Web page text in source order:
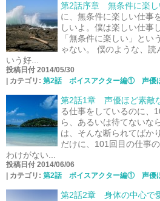
第2話序章 無条件に楽し
に、無条件に楽しい仕事
しいよ。僕は楽しい仕事
「無条件に楽しい」とい
ゃない。 僕のような、読
いう好...
投稿日付 2014/05/30
カテゴリ: 第2話 ボイスアクター編① 声優
第2話1章 声優ほど素敵
る仕事をしているのに、
ら、あるいは待てないな
は、そんな断られてばか
だけに、101回目の仕事
わけがない...
投稿日付 2014/06/06
カテゴリ: 第2話 ボイスアクター編① 声優
第2話2章 身体の中心で